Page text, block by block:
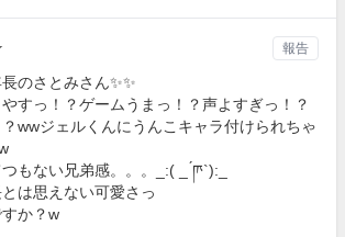
のさとみさん✨✨
すっ！？ゲームうまっ！？声よすぎっ！？
‪w‪wジェルくんにうんこキャラ付けられちゃ
もない兄弟感。。。_:( _ ́ཫ`):_
は思えない可愛さっ
か？‪w
報告